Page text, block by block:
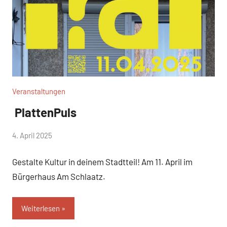
Veranstaltungen
PlattenPuls
von
Braun
4. April 2025
Gestalte Kultur in deinem Stadtteil! Am 11. April im
Bürgerhaus Am Schlaatz.
Weiterlesen